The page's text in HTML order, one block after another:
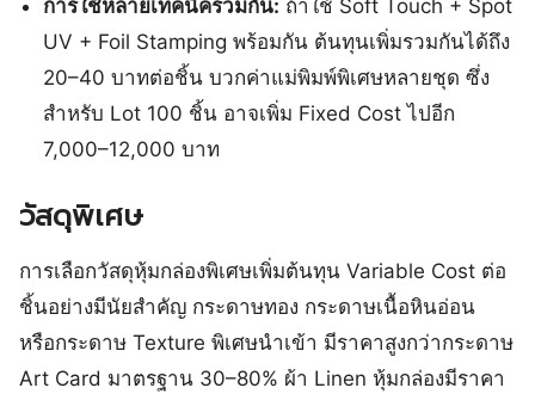
การใช้หลายเทคนิคร่วมกัน: ถ้าใช้ Soft Touch + Spot
UV + Foil Stamping พร้อมกัน ต้นทุนเพิ่มรวมกันได้ถึง
20–40 บาทต่อชิ้น บวกค่าแม่พิมพ์พิเศษหลายชุด ซึ่ง
สำหรับ Lot 100 ชิ้น อาจเพิ่ม Fixed Cost ไปอีก
7,000–12,000 บาท
วัสดุพิเศษ
การเลือกวัสดุหุ้มกล่องพิเศษเพิ่มต้นทุน Variable Cost ต่อ
ชิ้นอย่างมีนัยสำคัญ กระดาษทอง กระดาษเนื้อหินอ่อน
หรือกระดาษ Texture พิเศษนำเข้า มีราคาสูงกว่ากระดาษ
Art Card มาตรฐาน 30–80% ผ้า Linen หุ้มกล่องมีราคา